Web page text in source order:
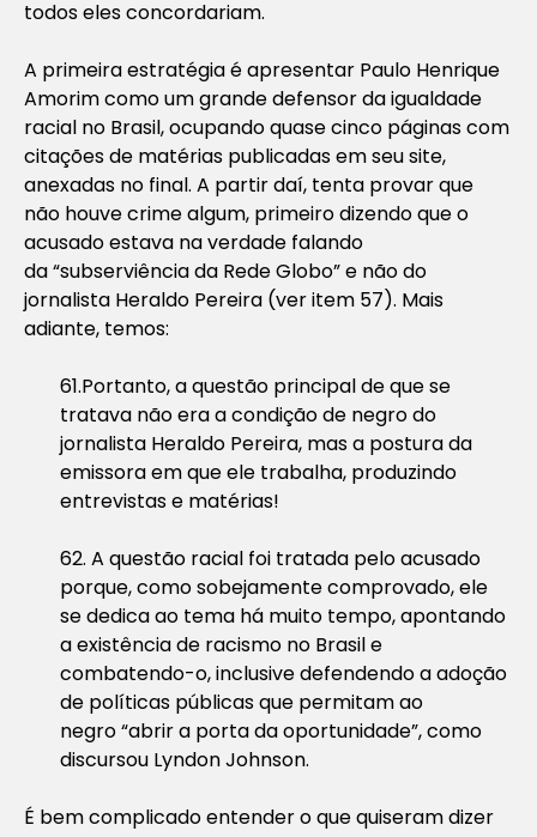
todos eles concordariam.
A primeira estratégia é apresentar Paulo Henrique
Amorim como um grande defensor da igualdade
racial no Brasil, ocupando quase cinco páginas com
citações de matérias publicadas em seusite,
anexadas no final. A partir daí, tenta provar que
não houve crime algum, primeiro dizendo que o
acusado estava na verdade falando
da“subserviência da Rede Globo”e não do
jornalista Heraldo Pereira (ver item 57). Mais
adiante, temos:
61.Portanto, a questão principal de que se
tratava não era a condição de negro do
jornalista Heraldo Pereira, mas a postura da
emissora em que ele trabalha, produzindo
entrevistas e matérias!
62. A questão racial foi tratada pelo acusado
porque, como sobejamente comprovado, ele
se dedica ao tema há muito tempo, apontando
a existência de racismo no Brasil e
combatendo-o, inclusive defendendo a adoção
de políticas públicas que permitam ao
negro“abrir a porta da oportunidade”,como
discursou Lyndon Johnson.
É bem complicado entender o que quiseram dizer